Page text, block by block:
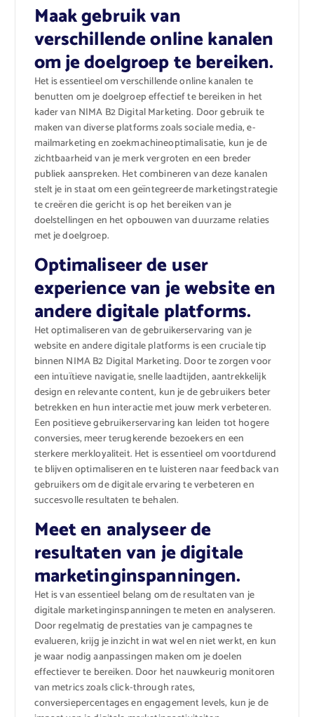
Maak gebruik van
verschillende online kanalen
om je doelgroep te bereiken.
Het is essentieel om verschillende online kanalen te
benutten om je doelgroep effectief te bereiken in het
kader van NIMA B2 Digital Marketing. Door gebruik te
maken van diverse platforms zoals sociale media, e-
mailmarketing en zoekmachineoptimalisatie, kun je de
zichtbaarheid van je merk vergroten en een breder
publiek aanspreken. Het combineren van deze kanalen
stelt je in staat om een geïntegreerde marketingstrategie
te creëren die gericht is op het bereiken van je
doelstellingen en het opbouwen van duurzame relaties
met je doelgroep.
Optimaliseer de user
experience van je website en
andere digitale platforms.
Het optimaliseren van de gebruikerservaring van je
website en andere digitale platforms is een cruciale tip
binnen NIMA B2 Digital Marketing. Door te zorgen voor
een intuïtieve navigatie, snelle laadtijden, aantrekkelijk
design en relevante content, kun je de gebruikers beter
betrekken en hun interactie met jouw merk verbeteren.
Een positieve gebruikerservaring kan leiden tot hogere
conversies, meer terugkerende bezoekers en een
sterkere merkloyaliteit. Het is essentieel om voortdurend
te blijven optimaliseren en te luisteren naar feedback van
gebruikers om de digitale ervaring te verbeteren en
succesvolle resultaten te behalen.
Meet en analyseer de
resultaten van je digitale
marketinginspanningen.
Het is van essentieel belang om de resultaten van je
digitale marketinginspanningen te meten en analyseren.
Door regelmatig de prestaties van je campagnes te
evalueren, krijg je inzicht in wat wel en niet werkt, en kun
je waar nodig aanpassingen maken om je doelen
effectiever te bereiken. Door het nauwkeurig monitoren
van metrics zoals click-through rates,
conversiepercentages en engagement levels, kun je de